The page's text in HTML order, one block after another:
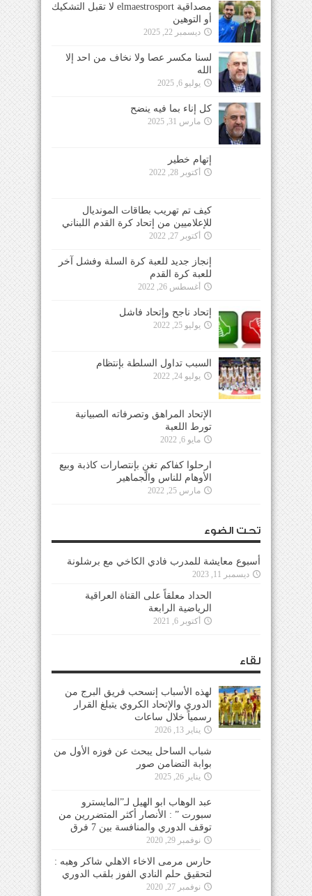
مصداقية elmaestrosport لا تقبل التشكيك
أو التوهين
ديسمبر 22, 2025
لسنا مكسر عصا ولا نخاف من احد إلا
الله
يوليو 6, 2025
كل إناء بما فيه ينضح
مارس 31, 2025
إتهام خطير
أكتوبر 28, 2022
كيف تم تهريب بطاقات المونديال
للإعلاميين من إتحاد كرة القدم اللبناني
أكتوبر 27, 2022
إنجاز جديد للعبة كرة السلة وفشل آخر
للعبة كرة القدم
أغسطس 26, 2022
إتحاد ناجح وإتحاد فاشل
يوليو 25, 2022
السبب تداول السلطة بإنتظام
يوليو 24, 2022
الإتحاد المراهق وتصرفاته الصبيانية
تورط اللعبة
مايو 6, 2022
ارحلوا كفاكم تغنٍ بإنتصارات كاذبة وبيع
الأوهام للناس والجماهير
مارس 25, 2022
تحت الضوء
أسبوع معايشة للمدرب فادي الكاخي مع برشلونة
ديسمبر 11, 2023
الحداد معلقاً على القناة العراقية
الرياضية الرابعة
أكتوبر 6, 2021
لقاء
لهذه الأسباب إنسحب فريق البرج من
الدوري والإتحاد الكروي يتبلغ القرار
رسمياً خلال ساعات
يناير 13, 2026
شباب الساحل يبحث عن فوزه الأول من
بوابة التضامن صور
يناير 26, 2025
عبد الوهاب ابو الهيل لـ”المايسترو
سبورت ” : الأنصار أكثر المتضررين من
توقف الدوري والمنافسة بين 7 فرق
نوفمبر 29, 2020
حارس مرمى الاخاء الاهلي شاكر وهبه :
لتحقيق حلم النادي الفوز بلقب الدوري
نوفمبر 27, 2020